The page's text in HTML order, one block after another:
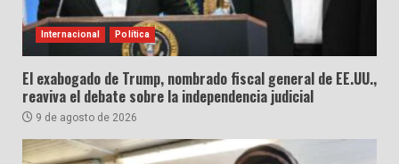
Internacional Política
El exabogado de Trump, nombrado fiscal general de EE.UU.,
reaviva el debate sobre la independencia judicial
9 de agosto de 2026